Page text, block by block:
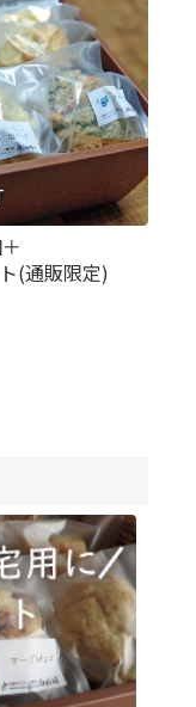
(通販限定)